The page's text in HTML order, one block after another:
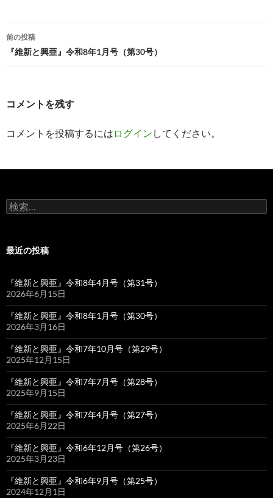
投
稿
ビ
ー
ン
前の投稿
『維新と興亜』令和8年1月号（第30号）
コメントを残す
コメントを投稿するには ログイン してください。
検
索:
最近の投稿
『維新と興亜』令和8年4月号（第31号）
2026年6月15日
『維新と興亜』令和8年1月号（第30号）
2026年3月16日
『維新と興亜』令和7年10月号（第29号）
2025年12月15日
『維新と興亜』令和7年7月号（第28号）
2025年9月15日
『維新と興亜』令和7年4月号（第27号）
2025年6月22日
『維新と興亜』令和6年12月号（第26号）
2025年3月23日
『維新と興亜』令和6年9月号（第25号）
2024年12月1日